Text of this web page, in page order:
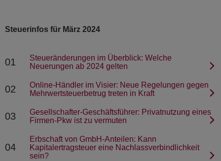
Steuerinfos für März 2024
01
Steueränderungen im Überblick: Welche
Neuerungen ab 2024 gelten
02
Online-Händler im Visier: Neue Regelungen gegen
Mehrwertsteuerbetrug treten in Kraft
03
Gesellschafter-Geschäftsführer: Privatnutzung eines
Firmen-Pkw ist zu vermuten
04
Erbschaft von GmbH-Anteilen: Kann
Kapitalertragsteuer eine Nachlassverbindlichkeit
sein?